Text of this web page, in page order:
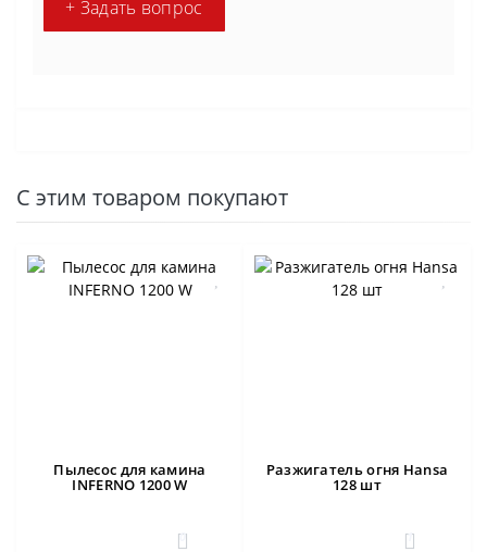
+ Задать вопрос
С этим товаром покупают
Пылесос для камина
INFERNO 1200 W
0
Разжигатель огня Hansa
128 шт
1